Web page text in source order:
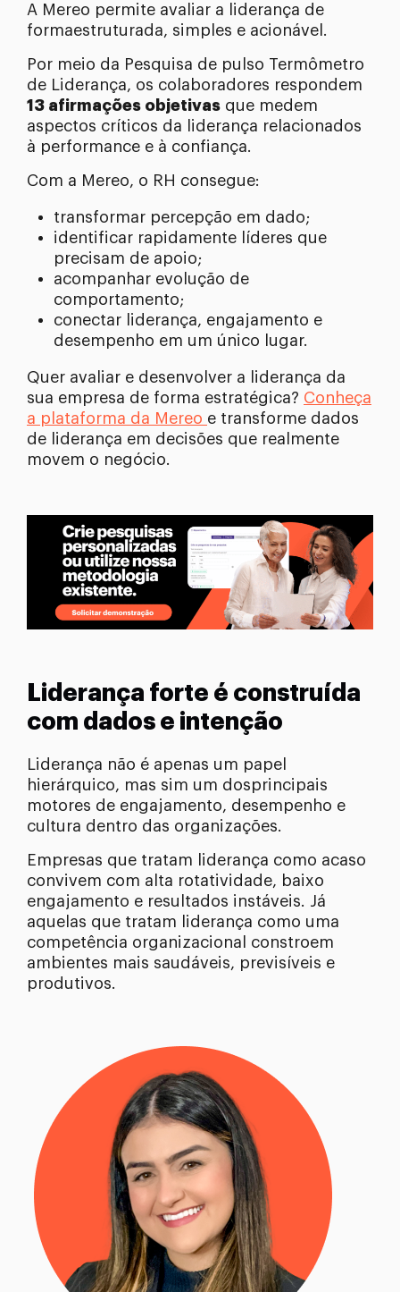
A Mereo permite avaliar a liderança de
formaestruturada, simples e acionável.
Por meio da Pesquisa de pulso Termômetro
de Liderança, os colaboradores respondem
13 afirmações objetivas que medem
aspectos críticos da liderança relacionados
à performance e à confiança.
Com a Mereo, o RH consegue:
transformar percepção em dado;
identificar rapidamente líderes que
precisam de apoio;
acompanhar evolução de
comportamento;
conectar liderança, engajamento e
desempenho em um único lugar.
Quer avaliar e desenvolver a liderança da
sua empresa de forma estratégica? Conheça
a plataforma da Mereo e transforme dados
de liderança em decisões que realmente
movem o negócio.
Liderança forte é construída
com dados e intenção
Liderança não é apenas um papel
hierárquico, mas sim um dosprincipais
motores de engajamento, desempenho e
cultura dentro das organizações.
Empresas que tratam liderança como acaso
convivem com alta rotatividade, baixo
engajamento e resultados instáveis. Já
aquelas que tratam liderança como uma
competência organizacional constroem
ambientes mais saudáveis, previsíveis e
produtivos.